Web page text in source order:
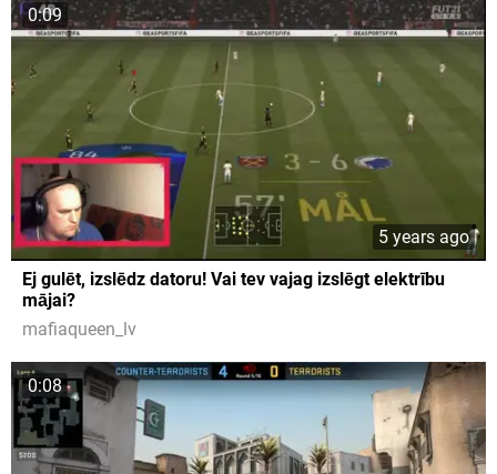
0:09
5 years ago
Ej gulēt, izslēdz datoru! Vai tev vajag izslēgt elektrību
mājai?
mafiaqueen_lv
0:08